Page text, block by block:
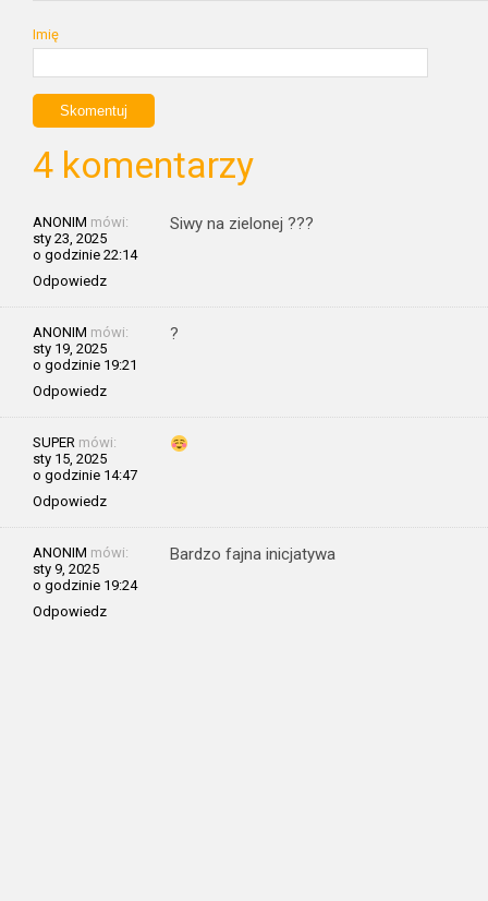
Imię
4 komentarzy
ANONIM mówi:
sty 23, 2025
o godzinie 22:14
Odpowiedz
Siwy na zielonej ???
ANONIM mówi:
sty 19, 2025
o godzinie 19:21
Odpowiedz
?
SUPER mówi:
sty 15, 2025
o godzinie 14:47
Odpowiedz
ANONIM mówi:
sty 9, 2025
o godzinie 19:24
Odpowiedz
Bardzo fajna inicjatywa